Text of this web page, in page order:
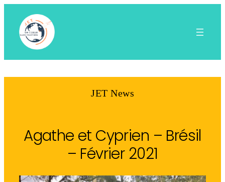
contenu
JET News
Agathe et Cyprien – Brésil
– Février 2021